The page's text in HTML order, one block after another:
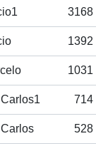
3168
1392
1031
714
528